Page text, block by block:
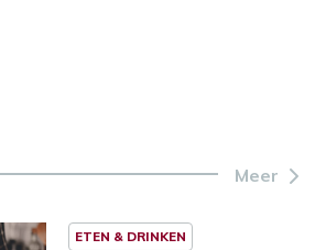
Meer
ETEN & DRINKEN